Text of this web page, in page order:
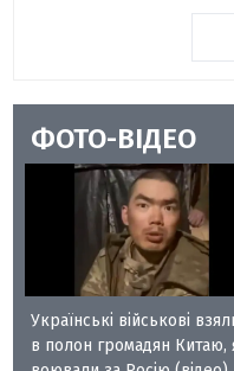
ФОТО-ВІДЕО
Українські військові
в полон громадян Китаю,